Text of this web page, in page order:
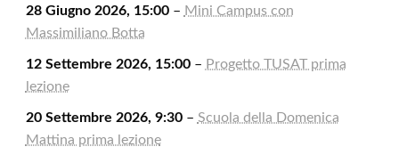
28 Giugno 2026, 15:00– Mini Campus con
Massimiliano Botta
12 Settembre 2026, 15:00– Progetto TUSAT prima
lezione
20 Settembre 2026, 9:30– Scuola della Domenica
Mattina prima lezione